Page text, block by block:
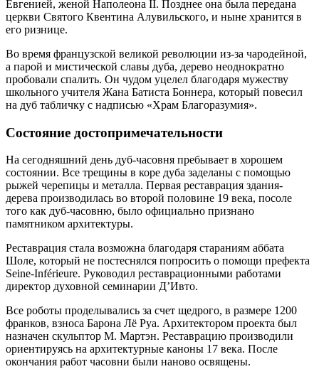
Евгенией, женой Наполеона ІІ. Позднее она была передана
церкви Святого Квентина Алувильского, и ныне хранится в
его ризнице.
Во время французской великой революции из-за чародейной,
а парой и мистической славы дуба, дерево неоднократно
пробовали спалить. Он чудом уцелел благодаря мужеству
школьного учителя Жана Батиста Боннера, который повесил
на дуб табличку с надписью «Храм Благоразумия».
Состояние достопримечательности
На сегодняшний день дуб-часовня пребывает в хорошем
состоянии. Все трещины в коре дуба заделаны с помощью
рыжей черепицы и металла. Первая реставрация здания-
дерева производилась во второй половине 19 века, посоле
того как дуб-часовню, было официально признано
памятником архитектуры.
Реставрация стала возможна благодаря стараниям аббата
Шоле, который не постеснялся попросить о помощи префекта
Seine-Inférieure. Руководил реставрационными работами
директор духовной семинарии Д’Ивто.
Все роботы проделывались за счет щедрого, в размере 1200
франков, взноса Барона Лё Руа. Архитектором проекта был
назначен скульптор М. Мартэн. Реставрацию производили
ориентируясь на архитектурные каноны 17 века. После
окончания работ часовни были наново освящены.